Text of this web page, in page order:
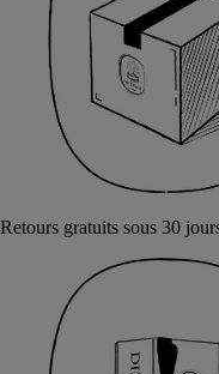
Retours gratuits sous 30